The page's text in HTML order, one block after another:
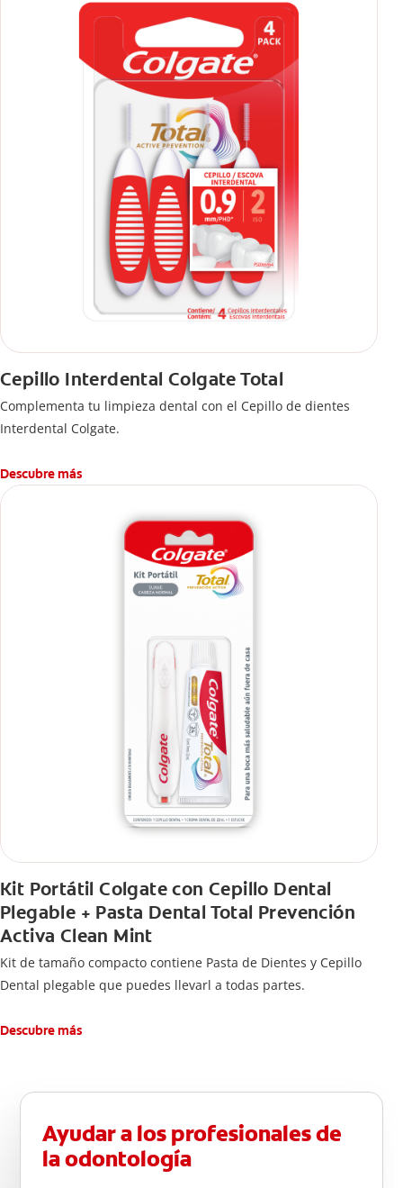
Cepillo Interdental Colgate Total
Complementa tu limpieza dental con el Cepillo de dientes
Interdental Colgate.
Descubre más
Kit Portátil Colgate con Cepillo Dental
Plegable + Pasta Dental Total Prevención
Activa Clean Mint
Kit de tamaño compacto contiene Pasta de Dientes y Cepillo
Dental plegable que puedes llevarl a todas partes.
Descubre más
Ayudar a los profesionales de
la odontología